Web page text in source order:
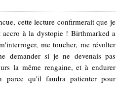
cette lecture confirmerait que je
accro à la dystopie ! Birthmarked a
me toucher, me révolter
demander si je ne devenais pas
la même rengaine, et à endurer
parce qu'il faudra patienter pour